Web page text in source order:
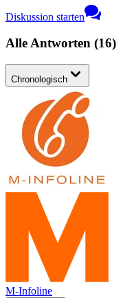
Diskussion starten
Alle Antworten (16)
Chronologisch
M-Infoline